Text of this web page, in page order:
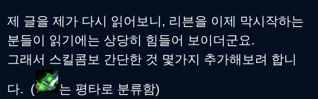
제 글을 제가 다시 읽어보니, 리븐을 이제 막시작하는
분들이 읽기에는 상당히 힘들어 보이더군요.
그래서 스킬콤보 간단한 것 몇가지 추가해보려 합니
다. ( 는 평타로 분류함)